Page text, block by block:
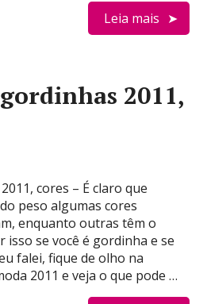
Leia mais
2011,
cores – É claro que
peso algumas cores
enquanto outras têm o
isso se você é gordinha e se
falei, fique de olho na
2011 e veja o que pode …